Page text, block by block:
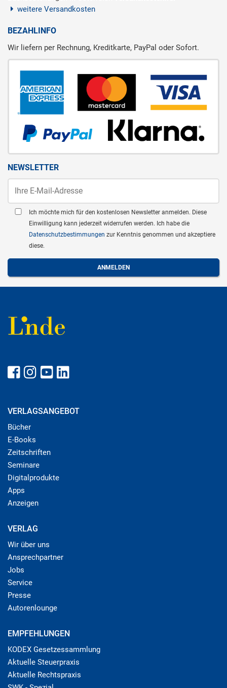
weitere Versandkosten
BEZAHLINFO
Wir liefern per Rechnung, Kreditkarte, PayPal oder Sofort.
NEWSLETTER
Ich möchte mich für den kostenlosen Newsletter anmelden. Diese
Einwilligung kann jederzeit widerrufen werden. Ich habe die
Datenschutzbestimmungen zur Kenntnis genommen und akzeptiere
diese.
VERLAGSANGEBOT
Bücher
E-Books
Zeitschriften
Seminare
Digitalprodukte
Apps
Anzeigen
VERLAG
Wir über uns
Ansprechpartner
Jobs
Service
Presse
Autorenlounge
EMPFEHLUNGEN
KODEX Gesetzessammlung
Aktuelle Steuerpraxis
Aktuelle Rechtspraxis